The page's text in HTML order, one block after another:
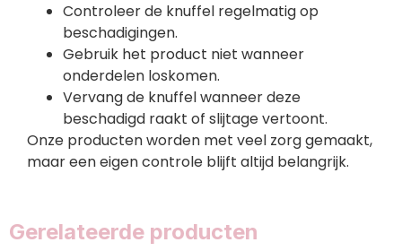
Controleer de knuffel regelmatig op
beschadigingen.
Gebruik het product niet wanneer
onderdelen loskomen.
Vervang de knuffel wanneer deze
beschadigd raakt of slijtage vertoont.
Onze producten worden met veel zorg gemaakt,
maar een eigen controle blijft altijd belangrijk.
Gerelateerde producten